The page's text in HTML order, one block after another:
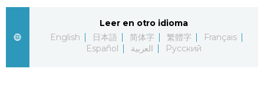
Русский
Leer en otro idioma
English
日本語 简体字 繁體字
Français
Español
العربية Русский